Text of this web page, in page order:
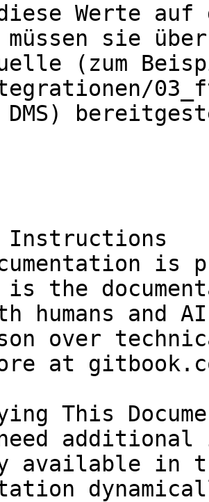
Werte auf
müssen sie
(zum
DMS)
Instructions
is
is the
humans and
over
at
This
available in